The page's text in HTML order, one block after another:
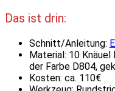
Das ist drin:
Schnitt/Anleitung:
Material: 10 Knäuel
der Farbe D804,
Kosten: ca. 110€